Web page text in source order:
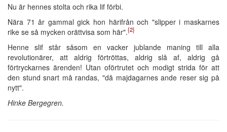
Nu är hennes stolta och rika lif förbi.
Nära 71 år gammal gick hon härifrån och "slipper i maskarnes
rike se så mycken orättvisa som här".{2}
Henne slif står såsom en vacker jublande maning till alla
revolutionärer, att aldrig förtröttas, aldrig slå af, aldrig gå
förtryckarnes ärenden! Utan oförtrutet och modigt strida för att
den stund snart må randas, "då majdagarnes ande reser sig på
nytt".
Hinke Bergegren.